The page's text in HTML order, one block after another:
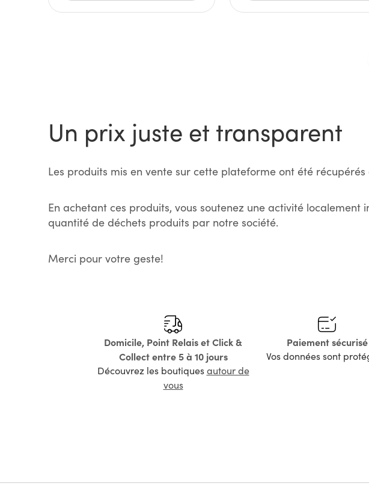
Un prix juste et transparent
Les produits mis en vente sur cette plateforme ont été
En achetant ces produits, vous soutenez une activité
quantité de déchets produits par notre société.
Merci pour votre geste!
Domicile, Point Relais et Click &
Collect entre 5 à 10 jours
Découvrez les boutiquesautour de
vous
Paiement sécurisé
Vos données sont